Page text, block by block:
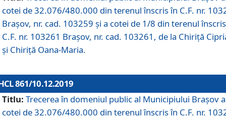
cotei de 32.076/480.000 din terenul înscris în C.F. nr.
Brașov, nr. cad. 103259 și a cotei de 1/8 din terenul
C.F. nr. 103261 Brașov, nr. cad. 103261, de la Chiriță
și Chiriță Oana-Maria.
861/10.12.2019
Titlu: Trecerea în domeniul public al Municipiului Braşov a
cotei de 32.076/480.000 din terenul înscris în C.F. nr.